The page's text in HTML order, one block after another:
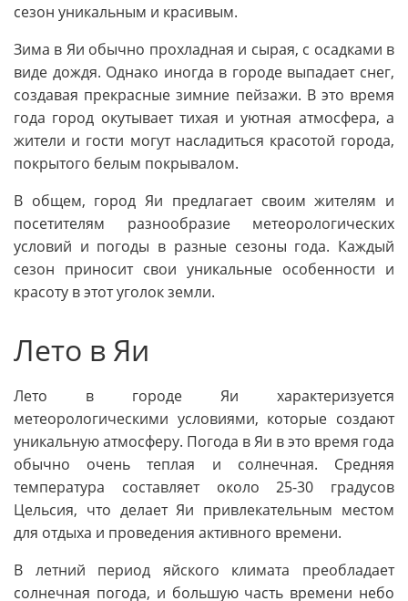
сезон уникальным и красивым.
Зима в Яи обычно прохладная и сырая, с осадками в
виде дождя. Однако иногда в городе выпадает снег,
создавая прекрасные зимние пейзажи. В это время
года город окутывает тихая и уютная атмосфера, а
жители и гости могут насладиться красотой города,
покрытого белым покрывалом.
В общем, город Яи предлагает своим жителям и
посетителям разнообразие метеорологических
условий и погоды в разные сезоны года. Каждый
сезон приносит свои уникальные особенности и
красоту в этот уголок земли.
Лето в Яи
Лето в городе Яи характеризуется
метеорологическими условиями, которые создают
уникальную атмосферу. Погода в Яи в это время года
обычно очень теплая и солнечная. Средняя
температура составляет около 25-30 градусов
Цельсия, что делает Яи привлекательным местом
для отдыха и проведения активного времени.
В летний период яйского климата преобладает
солнечная погода, и большую часть времени небо